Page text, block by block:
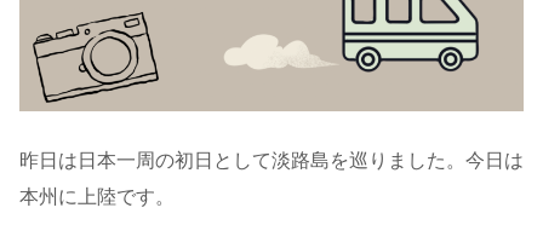
昨日は日本一周の初日として淡路島を巡りました。今日は
本州に上陸です。